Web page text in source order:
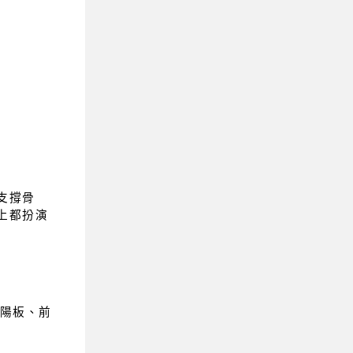
撐骨
都扮演
板、前